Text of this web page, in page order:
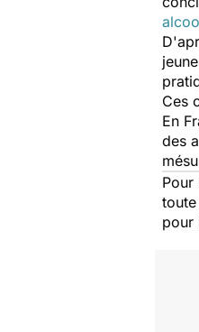
Ces
En
des
Pour
pour